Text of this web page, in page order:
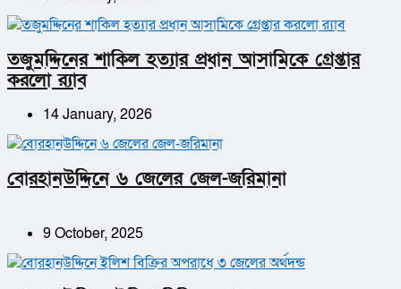
তজুমদ্দিনের শাকিল হত্যার প্রধান আসামিকে গ্রেপ্তার
করলো র‌্যাব
14 January, 2026
বোরহানউদ্দিনে ৬ জেলের জেল-জরিমানা
9 October, 2025